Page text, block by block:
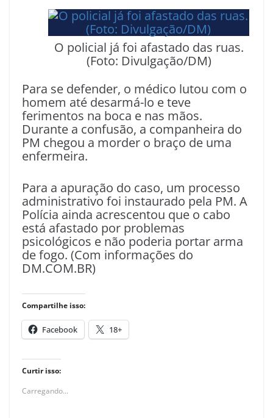
O policial já foi afastado das ruas.
(Foto: Divulgação/DM)
Para se defender, o médico lutou com o
homem até desarmá-lo e teve
ferimentos na boca e nas mãos.
Durante a confusão, a companheira do
PM chegou a morder o braço de uma
enfermeira.
Para a apuração do caso, um processo
administrativo foi instaurado pela PM. A
Polícia ainda acrescentou que o cabo
está afastado por problemas
psicológicos e não poderia portar arma
de fogo. (Com informações do
DM.COM.BR)
Compartilhe isso:
Facebook 18+
Curtir isso:
Carregando...